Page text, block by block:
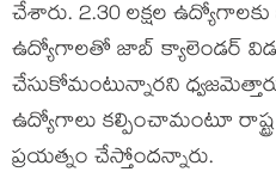
చేశారు. 2.30 లక్షల
ఉద్యోగాలతో జాబ్‌ క్యాలెండర్‌
చేసుకోమంటున్నారని
ఉద్యోగాలు కల్పించామంటూ రాష్ట్ర
ప్రయత్నం చేస్తోందన్నారు.